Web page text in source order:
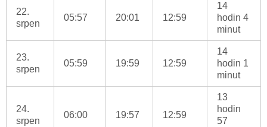
22.
srpen
05:57 20:01 12:59
14
hodin 4
minut
23.
srpen
05:59 19:59 12:59
14
hodin 1
minut
24.
srpen
06:00 19:57 12:59
13
hodin
57